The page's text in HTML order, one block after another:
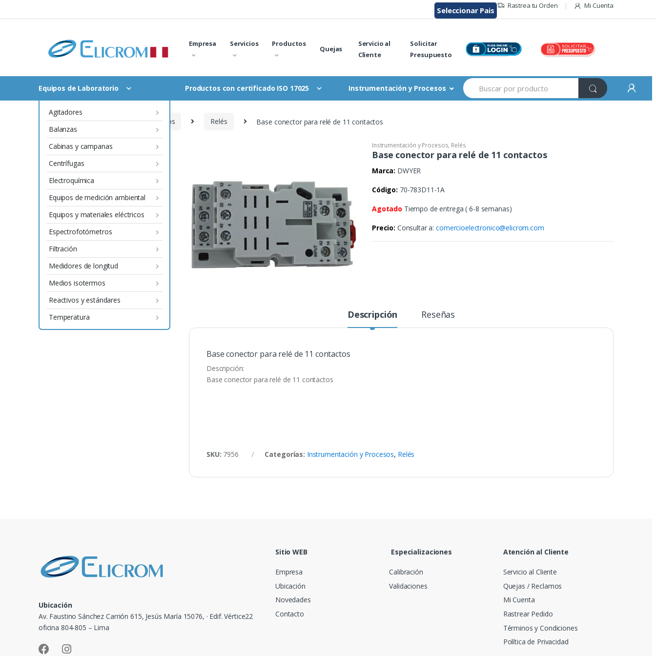
al
Rastrea tu Orden Mi Cuenta
Seleccionar Pais
Empresa Servicios Productos
Quejas
Servicio al
Cliente
Solicitar
Presupuesto
Equipos de Laboratorio
Agitadores
Balanzas
Cabinas y campanas
Centrífugas
Electroquímica
Equipos de medición ambiental
Equipos y materiales eléctricos
Espectrofotómetros
Filtración
Medidores de longitud
Medios isotermos
Reactivos y estándares
Temperatura
Productos con certificado ISO 17025 Instrumentación y Procesos
Buscar:
Inicio Instrumentación y Procesos Relés Base conector para relé de 11 contactos
Instrumentación y Procesos, Relés
Base conector para relé de 11 contactos
Marca: DWYER
Código: 70-783D11-1A
Agotado Tiempo de entrega ( 6-8 semanas)
Precio: Consultar a:comercioelectronico@elicrom.com
Descripción Reseñas
Base conector para relé de 11 contactos
Descripción:
Base conector para relé de 11 contactos
SKU: 7956 Categorías: Instrumentación y Procesos, Relés
Ubicación
Av. Faustino Sánchez Carrión 615, Jesús María 15076, · Edif. Vértice22
oficina 804-805 – Lima
Sitio WEB
Empresa
Ubicación
Novedades
Contacto
Especializaciones
Calibración
Validaciones
Atención al Cliente
Servicio al Cliente
Quejas / Reclamos
Mi Cuenta
Rastrear Pedido
Términos y Condiciones
Política de Privacidad